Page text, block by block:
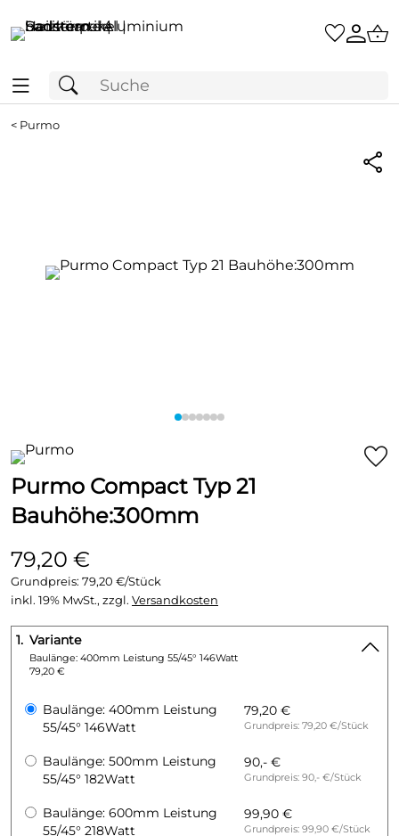
< Purmo
Purmo Compact Typ 21
Bauhöhe:300mm
79,20 €
Grundpreis: 79,20 €/Stück
inkl. 19% MwSt., zzgl. Versandkosten
1. Variante
Baulänge: 400mm Leistung 55/45° 146Watt
79,20 €
Baulänge: 400mm Leistung
55/45° 146Watt
79,20 €
Grundpreis: 79,20 €/Stück
Baulänge: 500mm Leistung
55/45° 182Watt
90,- €
Grundpreis: 90,- €/Stück
Baulänge: 600mm Leistung
55/45° 218Watt
99,90 €
Grundpreis: 99,90 €/Stück